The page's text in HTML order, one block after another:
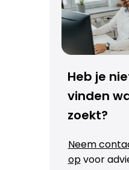
Heb je
vinden
zoekt?
Neem
opvoor